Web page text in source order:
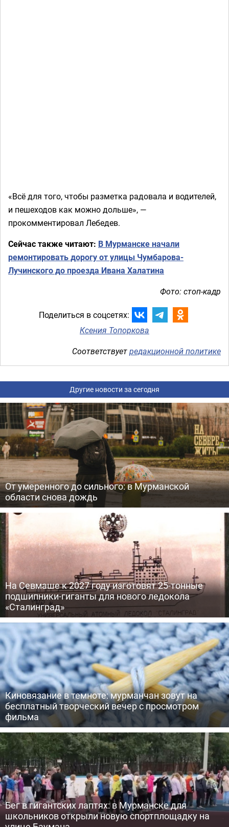
«Всё для того, чтобы разметка радовала и водителей,
и пешеходов как можно дольше», —
прокомментировал Лебедев.
Сейчас также читают: В Мурманске начали
ремонтировать дорогу от улицы Чумбарова-
Лучинского до проезда Ивана Халатина
Фото: стоп-кадр
Поделиться в соцсетях:
Ксения Топоркова
Соответствуетредакционной политике
Другие новости за сегодня
От умеренного до сильного: в Мурманской
области снова дождь
На Севмаше к 2027 году изготовят 25-тонные
подшипники-гиганты для нового ледокола
«Сталинград»
Киновязание в темноте: мурманчан зовут на
бесплатный творческий вечер с просмотром
фильма
Бег в гигантских лаптях: в Мурманске для
школьников открыли новую спортплощадку на